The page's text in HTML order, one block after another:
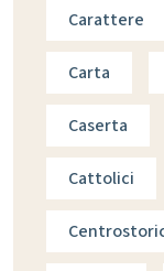
Carattere
Carta
Caserta
Cattolici